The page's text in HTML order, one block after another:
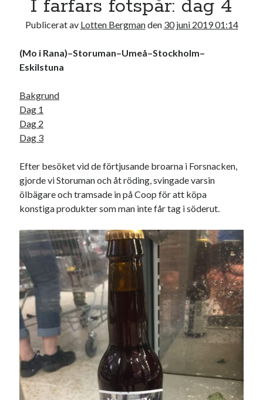
17 18 19 20 21 22 23
29
« maj jul »
Sök
Kategorier
Kategorier
Etiketter
#blogg100 allmänbildning barn
barnen basket bil corona
död England film fotboll
historia hotell jobb
Julkalenderfacit Julkalendern
julkalendern 2021 Julkalendern 2024 konst
I farfars fotspår: dag 4
Publicerat av Lotten Bergmanden 30 juni 2019 01:14
(Mo i Rana)–Storuman–Umeå–Stockholm–
Eskilstuna
Bakgrund
Dag 1
Dag 2
Dag 3
Efter besöket vid de förtjusande broarna i Forsnacken,
gjorde vi Storuman och åt röding, svingade varsin
ölbägare och tramsade in på Coop för att köpa
konstiga produkter som man inte får tag i söderut.